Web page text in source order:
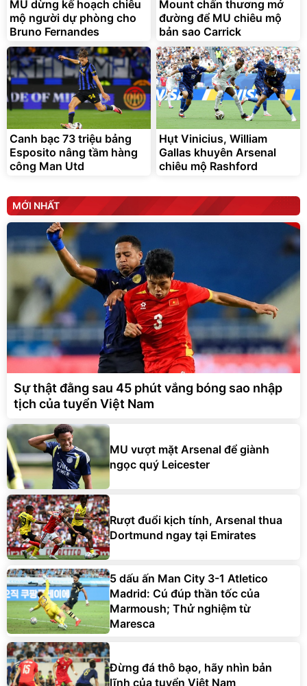
MU dừng kế hoạch chiêu
mộ người dự phòng cho
Bruno Fernandes
Mount chấn thương mở
đường để MU chiêu mộ
bản sao Carrick
Canh bạc 73 triệu bảng
Esposito nâng tầm hàng
công Man Utd
Hụt Vinicius, William
Gallas khuyên Arsenal
chiêu mộ Rashford
MỚI NHẤT
Sự thật đằng sau 45 phút vắng bóng sao nhập
tịch của tuyển Việt Nam
MU vượt mặt Arsenal để giành
ngọc quý Leicester
Rượt đuổi kịch tính, Arsenal thua
Dortmund ngay tại Emirates
5 dấu ấn Man City 3-1 Atletico
Madrid: Cú đúp thần tốc của
Marmoush; Thử nghiệm từ
Maresca
Đừng đá thô bạo, hãy nhìn bản
lĩnh của tuyển Việt Nam